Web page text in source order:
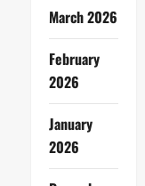
March 2026
February
2026
January
2026